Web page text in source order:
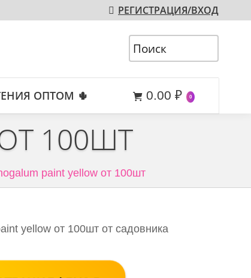
РЕГИСТРАЦИЯ/ВХОД
ОПТОМ 🌵 0.00 ₽ 0
ОТ 100ШТ
paint yellow от 100шт
yellow от 100шт от садовника